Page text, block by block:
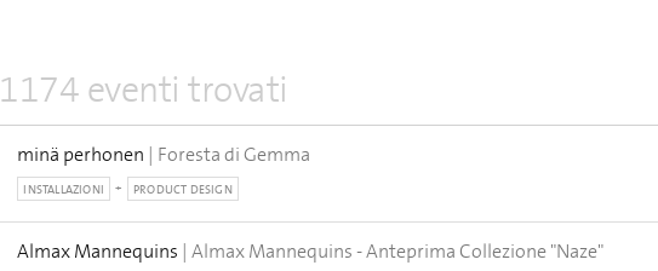
1174 eventi trovati
minä perhonen | Foresta di Gemma
INSTALLAZIONI PRODUCT DESIGN
Almax Mannequins | Almax Mannequins - Anteprima Collezione "Naze"